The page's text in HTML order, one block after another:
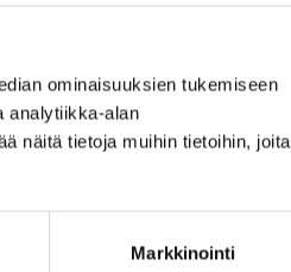
ominaisuuksien tukemiseen
analytiikka-alan
näitä tietoja muihin tietoihin, joita
Markkinointi